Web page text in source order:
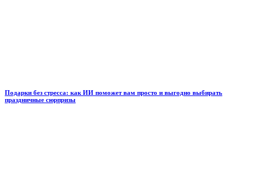
Подарки без стресса: как ИИ поможет вам просто и выгодно выбирать
праздничные сюрпризы